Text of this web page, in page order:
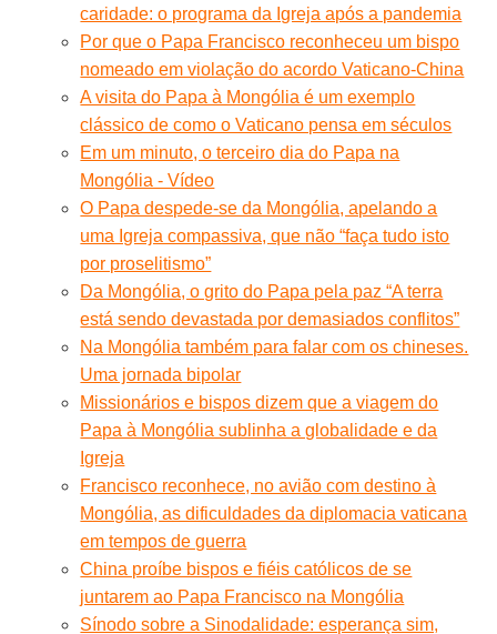
caridade: o programa da Igreja após a pandemia
Por que o Papa Francisco reconheceu um bispo
nomeado em violação do acordo Vaticano-China
A visita do Papa à Mongólia é um exemplo
clássico de como o Vaticano pensa em séculos
Em um minuto, o terceiro dia do Papa na
Mongólia - Vídeo
O Papa despede-se da Mongólia, apelando a
uma Igreja compassiva, que não “faça tudo isto
por proselitismo”
Da Mongólia, o grito do Papa pela paz “A terra
está sendo devastada por demasiados conflitos”
Na Mongólia também para falar com os chineses.
Uma jornada bipolar
Missionários e bispos dizem que a viagem do
Papa à Mongólia sublinha a globalidade e da
Igreja
Francisco reconhece, no avião com destino à
Mongólia, as dificuldades da diplomacia vaticana
em tempos de guerra
China proíbe bispos e fiéis católicos de se
juntarem ao Papa Francisco na Mongólia
Sínodo sobre a Sinodalidade: esperança sim,